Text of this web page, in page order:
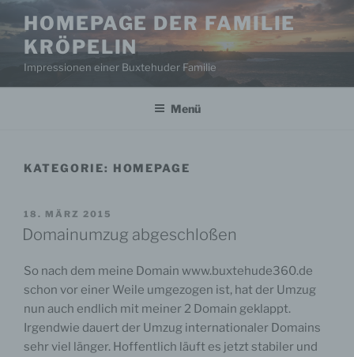
Inhalt
springen
HOMEPAGE DER FAMILIE
KRÖPELIN
Impressionen einer Buxtehuder Familie
Menü
KATEGORIE: HOMEPAGE
VERÖFFENTLICHT
AM
18. MÄRZ 2015
Domainumzug abgeschloßen
So nach dem meine Domain www.buxtehude360.de
schon vor einer Weile umgezogen ist, hat der Umzug
nun auch endlich mit meiner 2 Domain geklappt.
Irgendwie dauert der Umzug internationaler Domains
sehr viel länger. Hoffentlich läuft es jetzt stabiler und